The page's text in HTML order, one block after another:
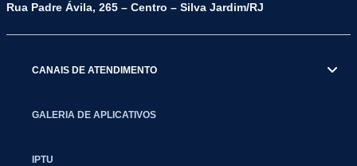
Rua Padre Ávila, 265 – Centro – Silva Jardim/RJ
CANAIS DE ATENDIMENTO
GALERIA DE APLICATIVOS
IPTU